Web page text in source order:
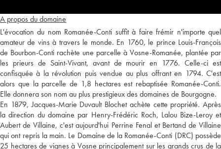
A propos du domaine
L'évocation du nom Romanée-Conti suffit à faire frémir n'importe quel
amateur de vins à travers le monde. En 1760, le prince Louis-François
de Bourbon-Conti rachète une parcelle à Vosne-Romanée, plantée par
les prieurs de Saint-Vivant, avant de mourir en 1776. Celle-ci est
confisquée à la révolution puis vendue au plus offrant en 1794. C'est
alors que la parcelle de 1,8 hectares est rebaptisée Romanée-Conti.
Elle donnera son nom au plus prestigieux des domaines de Bourgogne.
En 1879, Jacques-Marie Duvault Blochet achète cette propriété. Après
la direction du domaine par Henry-Frédéric Roch, Lalou Bize-Leroy et
Aubert de Villaine, c'est aujourd'hui Perrine Fenal et Bertand de Villaine
qui ont repris la main. Le Domaine de la Romanée-Conti (DRC) possède
25 hectares de vignes à Vosne principalement sur les grands crus de la